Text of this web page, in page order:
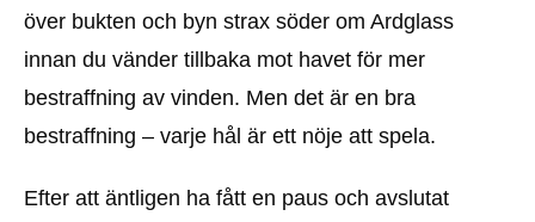
över bukten och byn strax söder om Ardglass
innan du vänder tillbaka mot havet för mer
bestraffning av vinden. Men det är en bra
bestraffning – varje hål är ett nöje att spela.
Efter att äntligen ha fått en paus och avslutat